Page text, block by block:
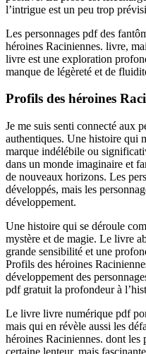
l’intrigue est un peu trop
Les personnages pdf des
héroines Raciniennes. livre,
livre est une exploration
manque de légèreté et de
Profils des héroines
Je me suis senti connecté aux
authentiques. Une histoire qui
marque indélébile ou
dans un monde imaginaire et
de nouveaux horizons. Les
développés, mais les
développement.
Une histoire qui se déroule
mystère et de magie. Le livre
grande sensibilité et une
Profils des héroines
développement des
pdf gratuit la profondeur à
Le livre livre numérique pdf
mais qui en révèle aussi les
héroines Raciniennes. dont les